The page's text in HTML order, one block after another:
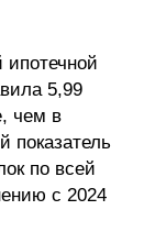
ипотечной
5,99
чем в
показатель
по всей
с 2024